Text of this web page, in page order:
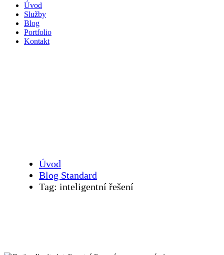
Úvod
Služby
Blog
Portfolio
Kontakt
Úvod
Blog Standard
Tag: inteligentní řešení